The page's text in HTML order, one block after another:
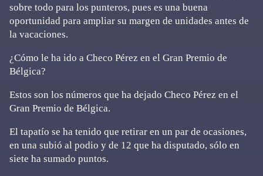
sobre todo para los punteros, pues es una buena
oportunidad para ampliar su margen de unidades antes de
la vacaciones.
¿Cómo le ha ido a Checo Pérez en el Gran Premio de
Bélgica?
Estos son los números que ha dejado Checo Pérez en el
Gran Premio de Bélgica.
El tapatío se ha tenido que retirar en un par de ocasiones,
en una subió al podio y de 12 que ha disputado, sólo en
siete ha sumado puntos.